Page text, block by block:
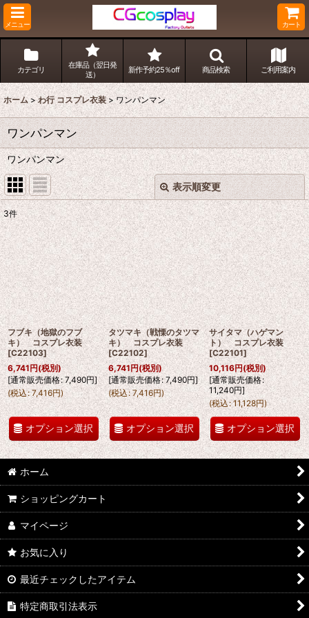
メニュー カート
カテゴリ
在庫品（翌日発
送）
新作予約25％off 商品検索 ご利用案内
ホーム > わ行 コスプレ衣装 > ワンパンマン
ワンパンマン
ワンパンマン
表示順変更
表示数:
並び順:
絞り込む
閉じる
3件
フブキ（地獄のフブ
キ） コスプレ衣装
[C22103]
6,741円(税別)
[通常販売価格: 7,490円]
(税込: 7,416円)
オプション選択
タツマキ（戦慄のタツマ
キ） コスプレ衣装
[C22102]
6,741円(税別)
[通常販売価格: 7,490円]
(税込: 7,416円)
オプション選択
サイタマ（ハゲマン
ト） コスプレ衣装
[C22101]
10,116円(税別)
[通常販売価格:
11,240円]
(税込: 11,128円)
オプション選択
ホーム
ショッピングカート
マイページ
お気に入り
最近チェックしたアイテム
特定商取引法表示